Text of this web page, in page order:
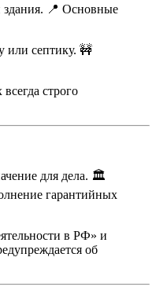
здания. 📍 Основные
или септику. 🚧
строго
для дела. 🏛️
гарантийных
в РФ» и
об